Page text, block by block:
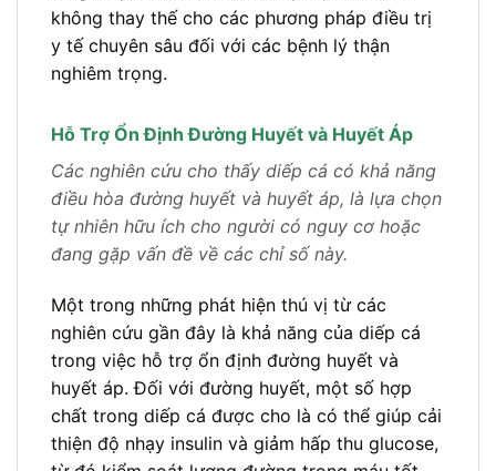
không thay thế cho các phương pháp điều trị
y tế chuyên sâu đối với các bệnh lý thận
nghiêm trọng.
Hỗ Trợ Ổn Định Đường Huyết và Huyết Áp
Các nghiên cứu cho thấy diếp cá có khả năng
điều hòa đường huyết và huyết áp, là lựa chọn
tự nhiên hữu ích cho người có nguy cơ hoặc
đang gặp vấn đề về các chỉ số này.
Một trong những phát hiện thú vị từ các
nghiên cứu gần đây là khả năng của diếp cá
trong việc hỗ trợ ổn định đường huyết và
huyết áp. Đối với đường huyết, một số hợp
chất trong diếp cá được cho là có thể giúp cải
thiện độ nhạy insulin và giảm hấp thu glucose,